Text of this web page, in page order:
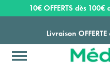
10€ OFFERTS dès 100€
Livraison
Payez en 3 ou 4 fois